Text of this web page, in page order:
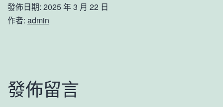
發佈日期: 2025 年 3 月 22 日
作者: admin
發佈留言